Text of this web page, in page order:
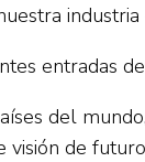
industria
entradas
del
visión de